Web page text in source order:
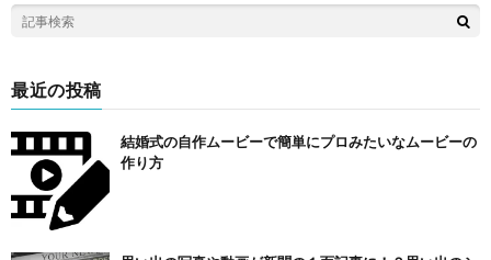
最近の投稿
結婚式の自作ムービーで簡単にプロみたいなムービーの
作り方